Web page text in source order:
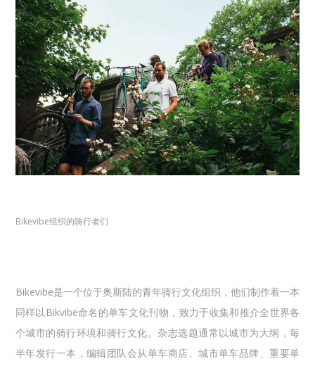
Bikevibe组织的骑行者们
Bikevibe是一个位于奥斯陆的青年骑行文化组织，他们制作着一本
同样以Bikvibe命名的单车文化刊物，致力于收集和推介全世界各
个城市的骑行环境和骑行文化。杂志选题通常以城市为大纲，每
半年发行一本，编辑团队会从单车商店、城市单车品牌、重要单